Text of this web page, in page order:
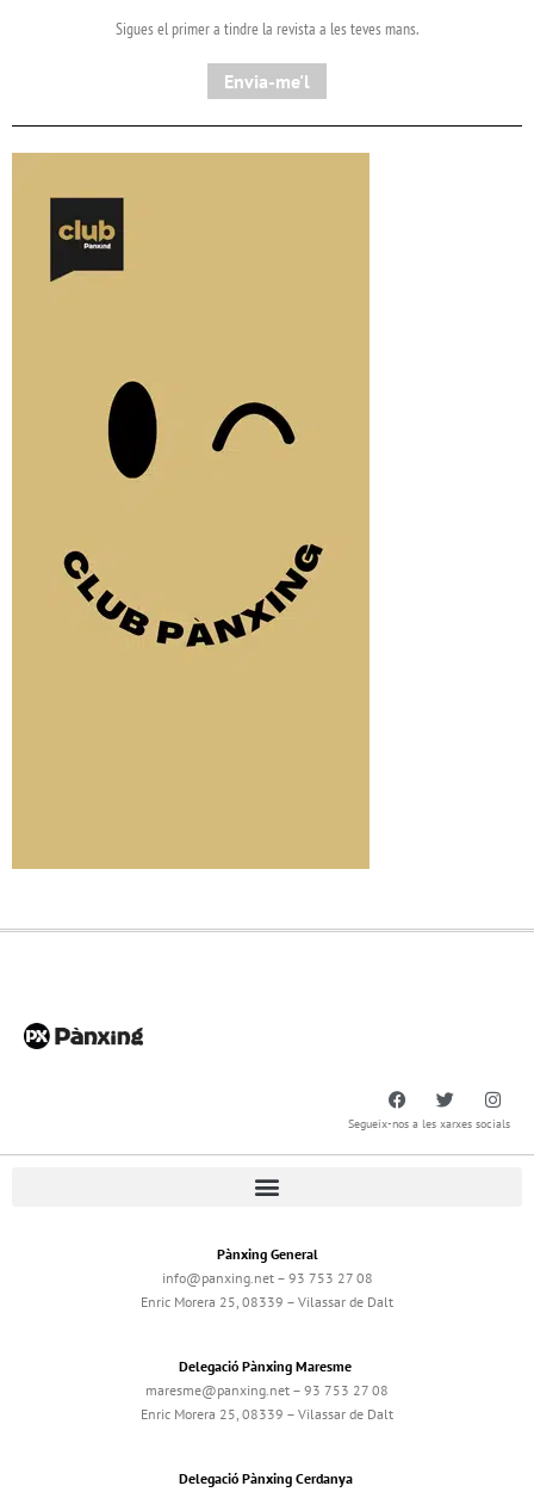
Sigues el primer a tindre la revista a les teves mans.
Envia-me'l
Segueix-nos a les xarxes socials
Pànxing General
info@panxing.net – 93 753 27 08
Enric Morera 25, 08339 – Vilassar de Dalt
Delegació Pànxing Maresme
maresme@panxing.net – 93 753 27 08
Enric Morera 25, 08339 – Vilassar de Dalt
Delegació Pànxing Cerdanya